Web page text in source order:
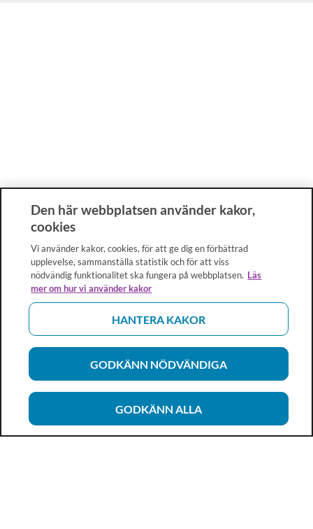
Den här webbplatsen använder kakor,
cookies
Vi använder kakor, cookies, för att ge dig en förbättrad
upplevelse, sammanställa statistik och för att viss
nödvändig funktionalitet ska fungera på webbplatsen. Läs
mer om hur vi använder kakor
HANTERA KAKOR
GODKÄNN NÖDVÄNDIGA
GODKÄNN ALLA